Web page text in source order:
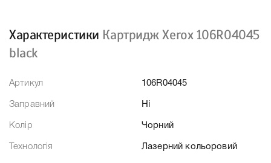
Характеристики Картридж Xerox 106R04045
black
Артикул 106R04045
Заправний Ні
Колір Чорний
Технологія Лазерний кольоровий